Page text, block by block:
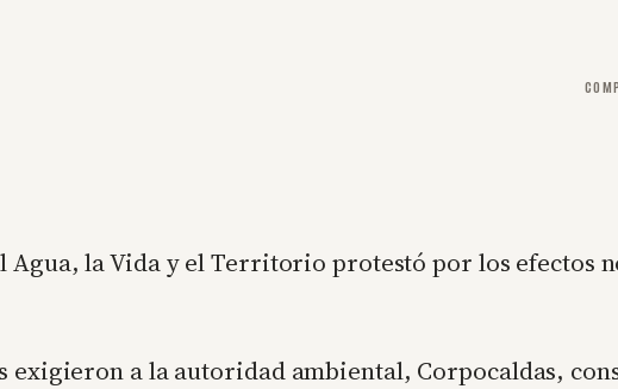
la Vida y el Territorio protestó por los efectos
exigieron a la autoridad ambiental, Corpocaldas,